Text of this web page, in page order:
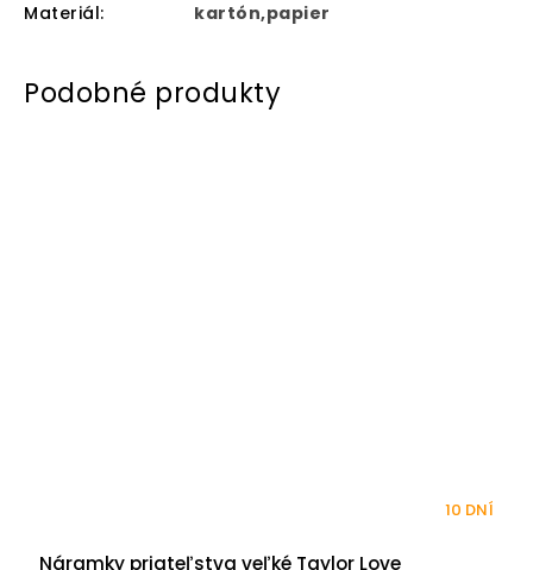
Materiál: kartón,papier
Náramky priateľstva veľké Taylor Love
10 DNÍ